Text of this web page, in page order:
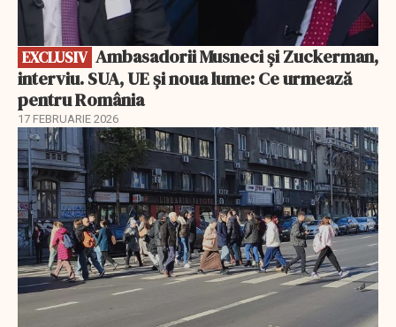
EXCLUSIV
interviu. SUA, UE și noua lume: Ce urmează
pentru România
17 FEBRUARIE 2026